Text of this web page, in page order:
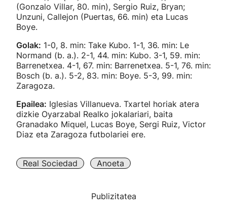
(Gonzalo Villar, 80. min), Sergio Ruiz, Bryan;
Unzuni, Callejon (Puertas, 66. min) eta Lucas
Boye.
Golak: 1-0, 8. min: Take Kubo. 1-1, 36. min: Le
Normand (b. a.). 2-1, 44. min: Kubo. 3-1, 59. min:
Barrenetxea. 4-1, 67. min: Barrenetxea. 5-1, 76. min:
Bosch (b. a.). 5-2, 83. min: Boye. 5-3, 99. min:
Zaragoza.
Epailea: Iglesias Villanueva. Txartel horiak atera
dizkie Oyarzabal Realko jokalariari, baita
Granadako Miquel, Lucas Boye, Sergi Ruiz, Victor
Diaz eta Zaragoza futbolariei ere.
Real Sociedad Anoeta
Publizitatea